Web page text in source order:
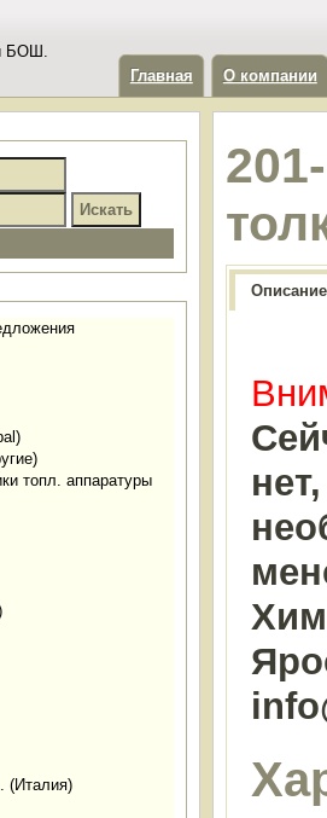
БОШ.
Главная О компании
топл. аппаратуры
Sp.A. (Италия)
Описание